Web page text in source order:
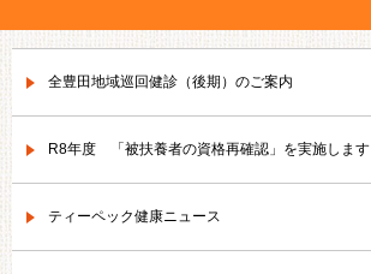
全豊田地域巡回健診（後期）のご案内
R8年度 「被扶養者の資格再確認」を実施します
ティーペック健康ニュース